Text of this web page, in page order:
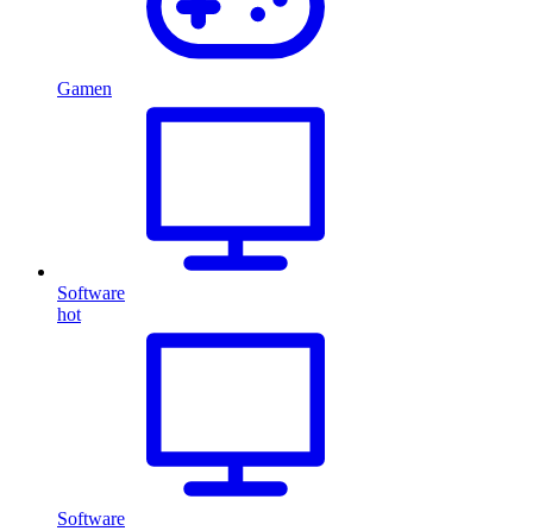
Gamen
Software
hot
Software